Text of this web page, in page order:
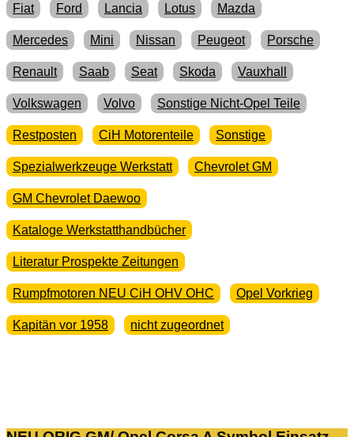
Fiat Ford Lancia Lotus Mazda
Mercedes Mini Nissan Peugeot Porsche
Renault Saab Seat Skoda Vauxhall
Volkswagen Volvo Sonstige Nicht-Opel Teile
Restposten CiH Motorenteile Sonstige
Spezialwerkzeuge Werkstatt Chevrolet GM
GM Chevrolet Daewoo
Kataloge Werkstatthandbücher
Literatur Prospekte Zeitungen
Rumpfmotoren NEU CiH OHV OHC Opel Vorkrieg
Kapitän vor 1958 nicht zugeordnet